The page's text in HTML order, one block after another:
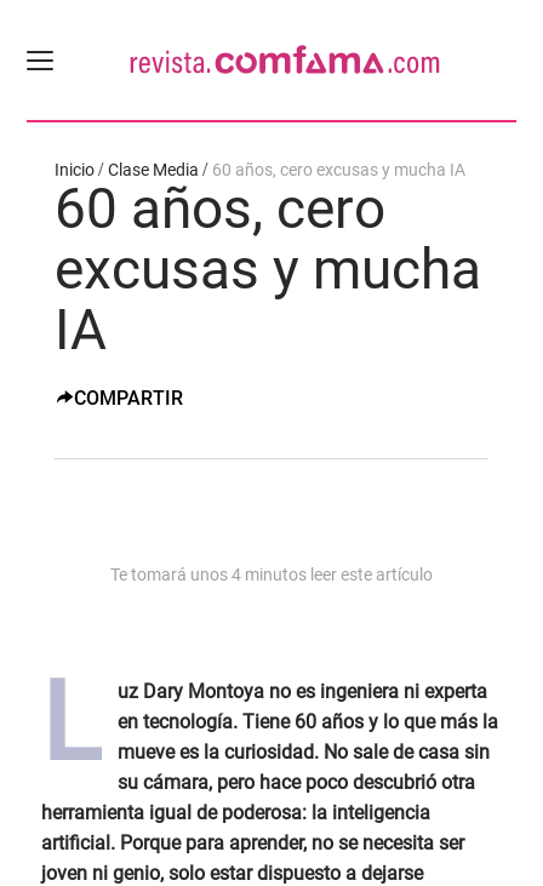
Inicio Clase Media 60 años, cero excusas y mucha IA
60 años, cero
excusas y mucha
IA
COMPARTIR
Te tomará unos4 minutos leer este artículo
L
uz Dary Montoya no es ingeniera ni experta
en tecnología. Tiene 60 años y lo que más la
mueve es la curiosidad. No sale de casa sin
su cámara, pero hace poco descubrió otra
herramienta igual de poderosa: la inteligencia
artificial. Porque para aprender, no se necesita ser
joven ni genio, solo estar dispuesto a dejarse